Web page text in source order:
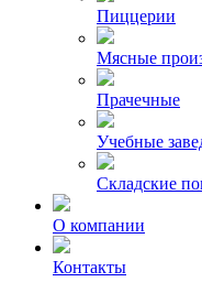
Пиццерии
Мясные
Прачечные
Учебные
Складские
О компании
Контакты